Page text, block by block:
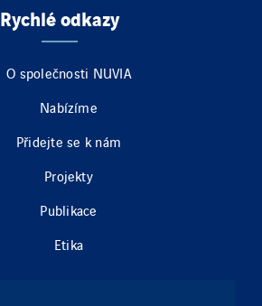
Rychlé odkazy
O společnosti NUVIA
Nabízíme
Přidejte se k nám
Projekty
Publikace
Etika